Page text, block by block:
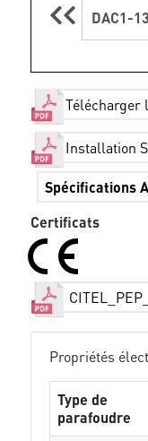
DAC1-
Télécharger
Installation
Spécifications
Certificats
Propriétés
Type de
parafoudre